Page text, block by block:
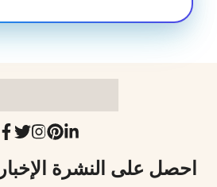
احصل على النشرة